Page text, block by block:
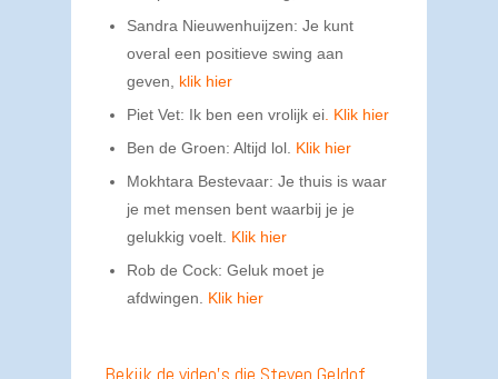
Sandra Nieuwenhuijzen: Je kunt
overal een positieve swing aan
geven, klik hier
Piet Vet: Ik ben een vrolijk ei Klik hier
Ben de Groen: Altijd lol. Klik hier
Mokhtara Bestevaar: Je thuis is waar
je met mensen bent waarbij je je
gelukkig voelt. Klik hier
Rob de Cock: Geluk moet je
afdwingen. Klik hier